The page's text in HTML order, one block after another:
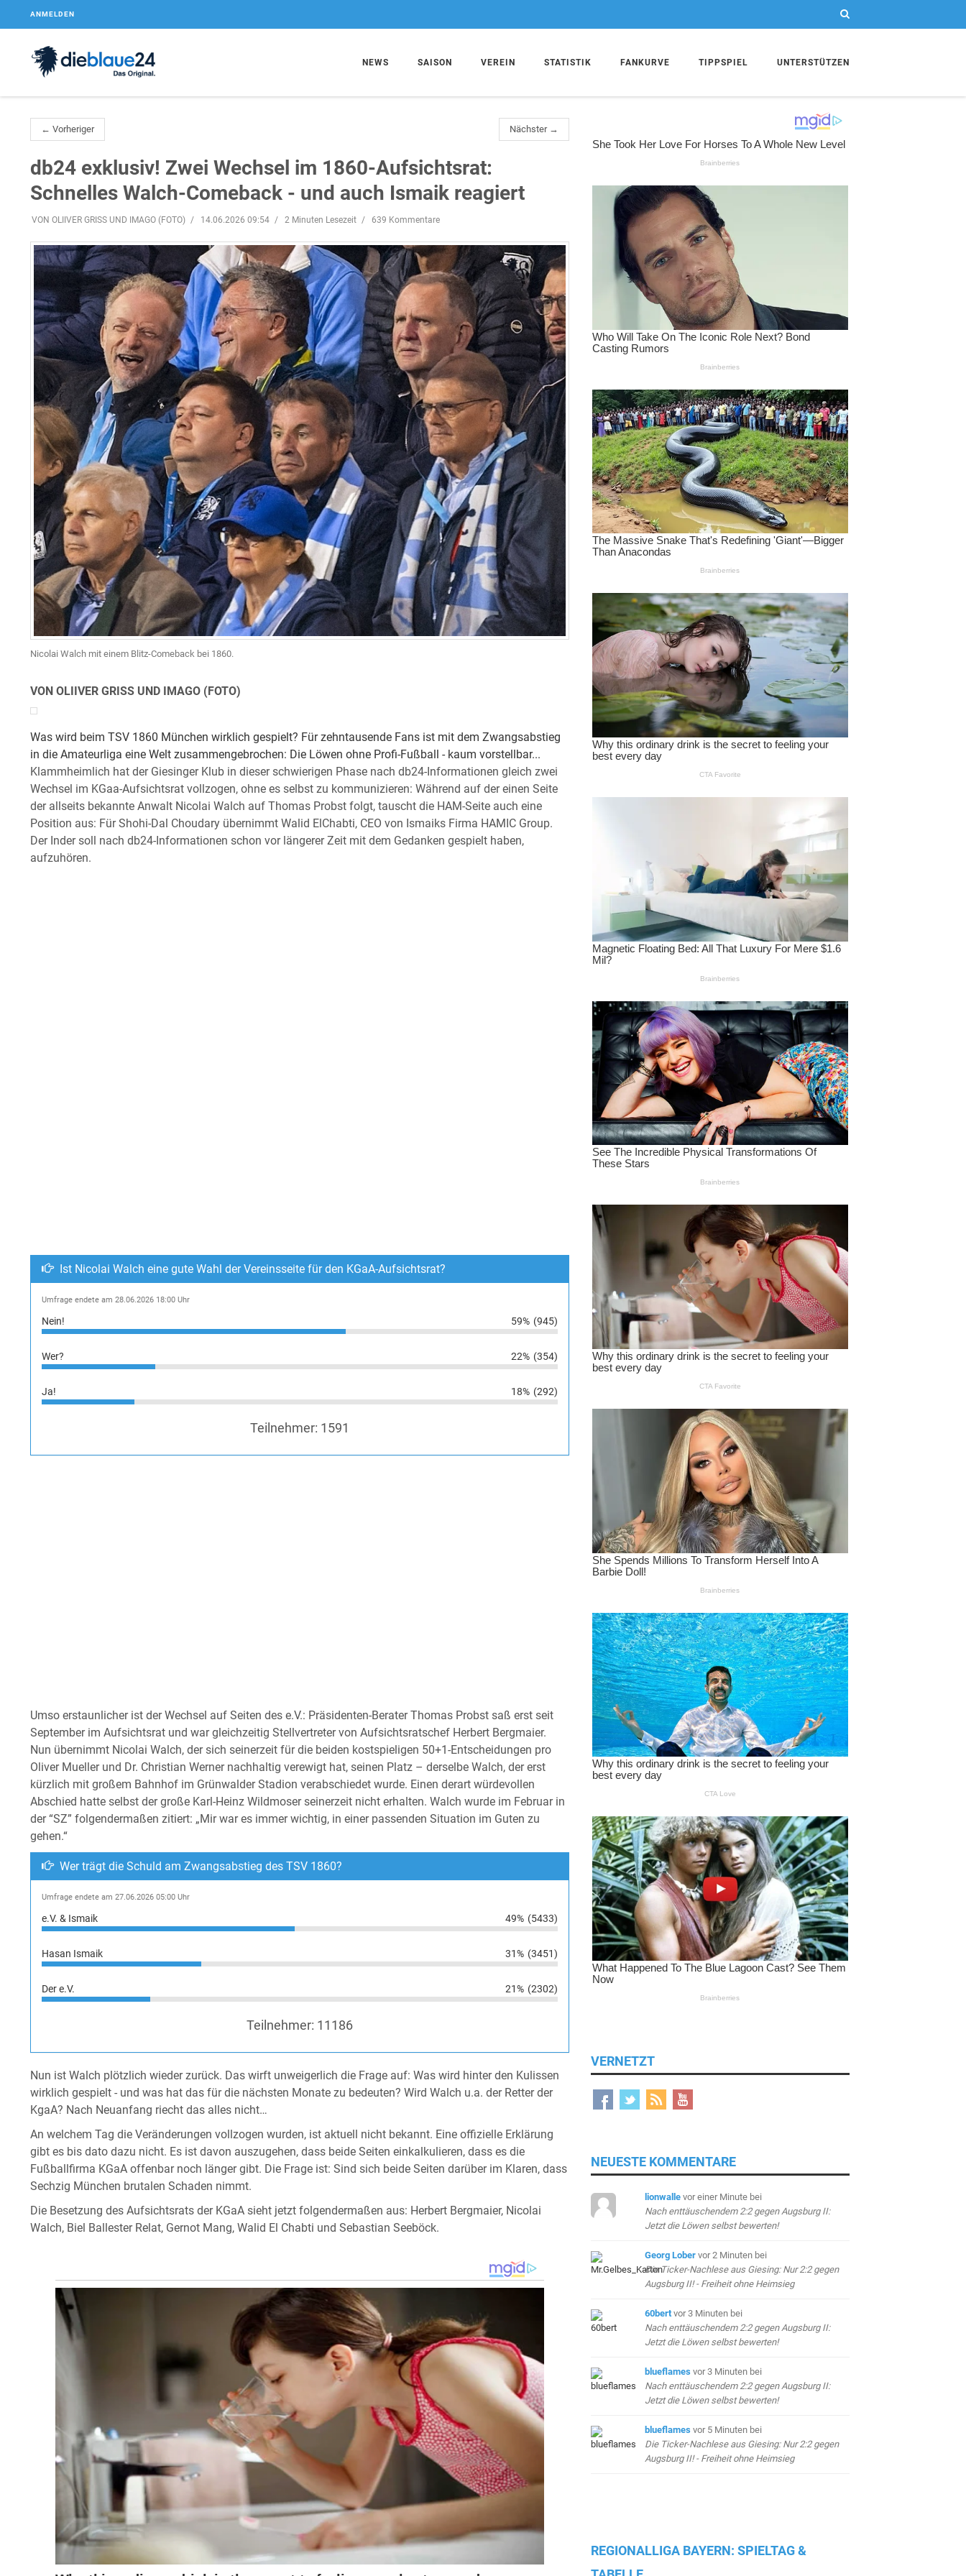
ANMELDEN
NEWS SAISON VEREIN STATISTIK FANKURVE TIPPSPIEL UNTERSTÜTZEN
← Vorheriger Nächster →
db24 exklusiv! Zwei Wechsel im 1860-Aufsichtsrat:
Schnelles Walch-Comeback - und auch Ismaik reagiert
VON OLIIVER GRISS UND IMAGO (FOTO) 14.06.2026 09:54 2 Minuten Lesezeit 639 Kommentare
Nicolai Walch mit einem Blitz-Comeback bei 1860.
VON OLIIVER GRISS UND IMAGO (FOTO)
Was wird beim TSV 1860 München wirklich gespielt? Für zehntausende Fans ist mit dem Zwangsabstieg
in die Amateurliga eine Welt zusammengebrochen: Die Löwen ohne Profi-Fußball - kaum vorstellbar...
Klammheimlich hat der Giesinger Klub in dieser schwierigen Phase nach db24-Informationen gleich zwei
Wechsel im KGaa-Aufsichtsrat vollzogen, ohne es selbst zu kommunizieren: Während auf der einen Seite
der allseits bekannte Anwalt Nicolai Walch auf Thomas Probst folgt, tauscht die HAM-Seite auch eine
Position aus: Für Shohi-Dal Choudary übernimmt Walid ElChabti, CEO von Ismaiks Firma HAMIC Group.
Der Inder soll nach db24-Informationen schon vor längerer Zeit mit dem Gedanken gespielt haben,
aufzuhören.
Ist Nicolai Walch eine gute Wahl der Vereinsseite für den KGaA-Aufsichtsrat?
Umfrage endete am 28.06.2026 18:00 Uhr
Nein! 59% (945)
Wer? 22% (354)
Ja! 18% (292)
Teilnehmer: 1591
Umso erstaunlicher ist der Wechsel auf Seiten des e.V.: Präsidenten-Berater Thomas Probst saß erst seit
September im Aufsichtsrat und war gleichzeitig Stellvertreter von Aufsichtsratschef Herbert Bergmaier.
Nun übernimmt Nicolai Walch, der sich seinerzeit für die beiden kostspieligen 50+1-Entscheidungen pro
Oliver Mueller und Dr. Christian Werner nachhaltig verewigt hat, seinen Platz – derselbe Walch, der erst
kürzlich mit großem Bahnhof im Grünwalder Stadion verabschiedet wurde. Einen derart würdevollen
Abschied hatte selbst der große Karl-Heinz Wildmoser seinerzeit nicht erhalten. Walch wurde im Februar in
der “SZ” folgendermaßen zitiert: „Mir war es immer wichtig, in einer passenden Situation im Guten zu
gehen.“
Wer trägt die Schuld am Zwangsabstieg des TSV 1860?
Umfrage endete am 27.06.2026 05:00 Uhr
e.V. & Ismaik 49% (5433)
Hasan Ismaik 31% (3451)
Der e.V. 21% (2302)
Teilnehmer: 11186
Nun ist Walch plötzlich wieder zurück. Das wirft unweigerlich die Frage auf: Was wird hinter den Kulissen
wirklich gespielt - und was hat das für die nächsten Monate zu bedeuten? Wird Walch u.a. der Retter der
KgaA? Nach Neuanfang riecht das alles nicht…
An welchem Tag die Veränderungen vollzogen wurden, ist aktuell nicht bekannt. Eine offizielle Erklärung
gibt es bis dato dazu nicht. Es ist davon auszugehen, dass beide Seiten einkalkulieren, dass es die
Fußballfirma KGaA offenbar noch länger gibt. Die Frage ist: Sind sich beide Seiten darüber im Klaren, dass
Sechzig München brutalen Schaden nimmt.
Die Besetzung des Aufsichtsrats der KGaA sieht jetzt folgendermaßen aus: Herbert Bergmaier, Nicolai
Walch, Biel Ballester Relat, Gernot Mang, Walid El Chabti und Sebastian Seeböck.
VERNETZT
NEUESTE KOMMENTARE
lionwalle vor einer Minutebei
Nach enttäuschendem 2:2 gegen Augsburg II:
Jetzt die Löwen selbst bewerten!
Georg Lober vor 2 Minuten bei
Die Ticker-Nachlese aus Giesing: Nur 2:2 gegen
Augsburg II! - Freiheit ohne Heimsieg
60bert vor 3 Minuten bei
Nach enttäuschendem 2:2 gegen Augsburg II:
Jetzt die Löwen selbst bewerten!
blueflames vor 3 Minuten bei
Nach enttäuschendem 2:2 gegen Augsburg II:
Jetzt die Löwen selbst bewerten!
blueflames vor 5 Minuten bei
Die Ticker-Nachlese aus Giesing: Nur 2:2 gegen
Augsburg II! - Freiheit ohne Heimsieg
REGIONALLIGA BAYERN: SPIELTAG &